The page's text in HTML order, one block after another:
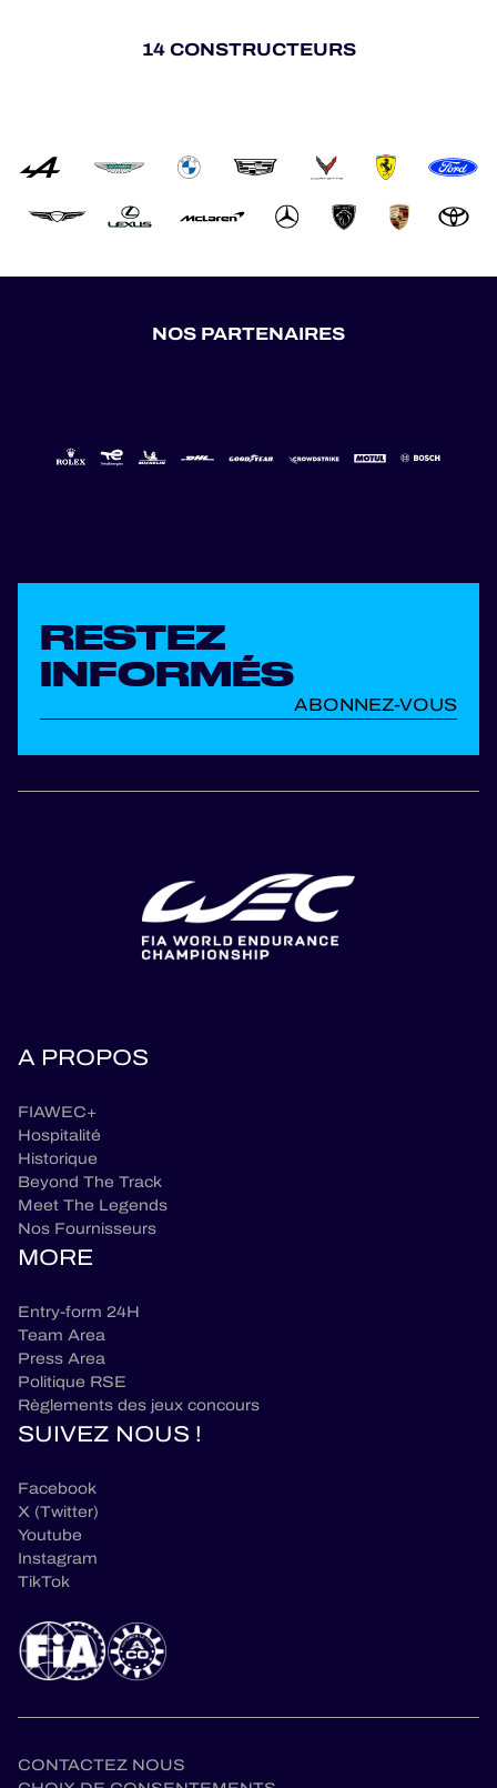
14 CONSTRUCTEURS
NOS PARTENAIRES
RESTEZ
INFORMÉS
ABONNEZ-VOUS
A PROPOS
FIAWEC+
Hospitalité
Historique
Beyond The Track
Meet The Legends
Nos Fournisseurs
MORE
Entry-form 24H
Team Area
Press Area
Politique RSE
Règlements des jeux concours
SUIVEZ NOUS !
Facebook
X (Twitter)
Youtube
Instagram
TikTok
CONTACTEZ NOUS